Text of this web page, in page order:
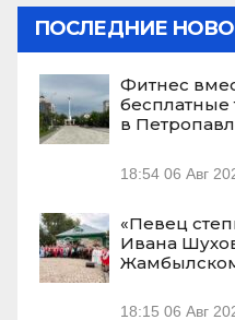
ПОСЛЕДНИЕ
Фитнес
бесплатные
в
18:54 06 Авг
«Певец
Ивана
18:15 06 Авг